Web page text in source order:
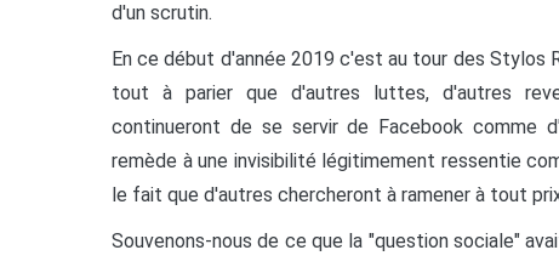
d'un scrutin.
En ce début d'année 2019 c'est au tour des Stylos
tout à parier que d'autres luttes, d'autres
continueront de se servir de Facebook comme
remède à une invisibilité légitimement ressentie
le fait que d'autres chercheront à ramener à tout
Souvenons-nous de ce que la "question sociale"